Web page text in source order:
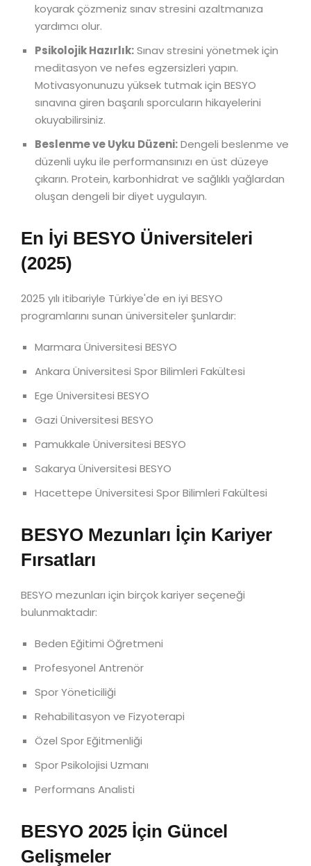
koyarak çözmeniz sınav stresini azaltmanıza
yardımcı olur.
Psikolojik Hazırlık:Sınav stresini yönetmek için
meditasyon ve nefes egzersizleri yapın.
Motivasyonunuzu yüksek tutmak için BESYO
sınavına giren başarılı sporcuların hikayelerini
okuyabilirsiniz.
Beslenme ve Uyku Düzeni:Dengeli beslenme ve
düzenli uyku ile performansınızı en üst düzeye
çıkarın. Protein, karbonhidrat ve sağlıklı yağlardan
oluşan dengeli bir diyet uygulayın.
En İyi BESYO Üniversiteleri
(2025)
2025 yılı itibariyle Türkiye'de en iyi BESYO
programlarını sunan üniversiteler şunlardır:
Marmara Üniversitesi BESYO
Ankara Üniversitesi Spor Bilimleri Fakültesi
Ege Üniversitesi BESYO
Gazi Üniversitesi BESYO
Pamukkale Üniversitesi BESYO
Sakarya Üniversitesi BESYO
Hacettepe Üniversitesi Spor Bilimleri Fakültesi
BESYO Mezunları İçin Kariyer
Fırsatları
BESYO mezunları için birçok kariyer seçeneği
bulunmaktadır:
Beden Eğitimi Öğretmeni
Profesyonel Antrenör
Spor Yöneticiliği
Rehabilitasyon ve Fizyoterapi
Özel Spor Eğitmenliği
Spor Psikolojisi Uzmanı
Performans Analisti
BESYO 2025 İçin Güncel
Gelişmeler